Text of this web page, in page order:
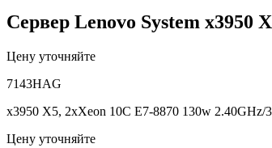
Сервер Lenovo System x3950
Цену уточняйте
7143HAG
x3950 X5, 2xXeon 10C E7-8870 130w
Цену уточняйте